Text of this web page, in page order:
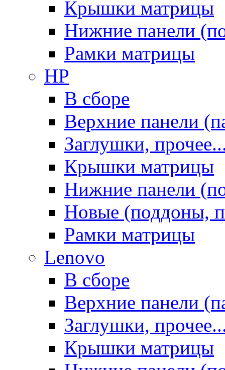
Крышки матрицы
Нижние панели
Рамки матрицы
HP
В сборе
Верхние панели
Заглушки,
Крышки матрицы
Нижние панели
Новые (поддоны,
Рамки матрицы
Lenovo
В сборе
Верхние панели
Заглушки,
Крышки матрицы